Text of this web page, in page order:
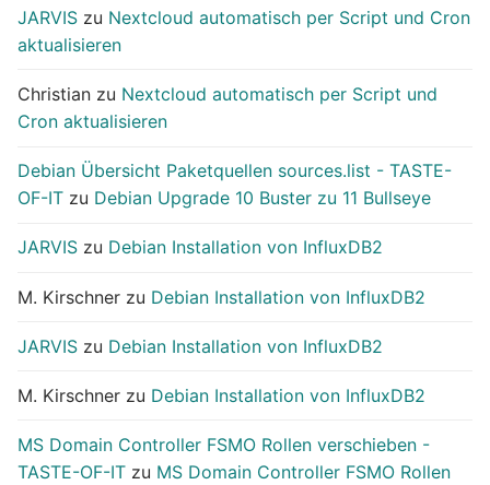
JARVIS zu Nextcloud automatisch per Script und Cron
aktualisieren
Christian zu Nextcloud automatisch per Script und
Cron aktualisieren
Debian Übersicht Paketquellen sources.list - TASTE-
OF-IT zu Debian Upgrade 10 Buster zu 11 Bullseye
JARVIS zu Debian Installation von InfluxDB2
M. Kirschner zu Debian Installation von InfluxDB2
JARVIS zu Debian Installation von InfluxDB2
M. Kirschner zu Debian Installation von InfluxDB2
MS Domain Controller FSMO Rollen verschieben -
TASTE-OF-IT zu MS Domain Controller FSMO Rollen